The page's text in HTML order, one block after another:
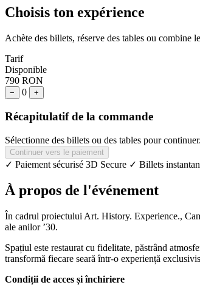
Choisis ton expérience
Achète des billets, réserve des tables ou combine
Tarif
Disponible
790 RON
− 0 +
Récapitulatif de la commande
Sélectionne des billets ou des tables pour continuer.
Continuer vers le paiement
✓ Paiement sécurisé 3D Secure ✓ Billets
À propos de l'événement
În cadrul proiectului Art. History. Experience.,
ale anilor ’30.
Spațiul este restaurat cu fidelitate, păstrând
transformă fiecare seară într-o experiență
Condiții de acces și închiriere